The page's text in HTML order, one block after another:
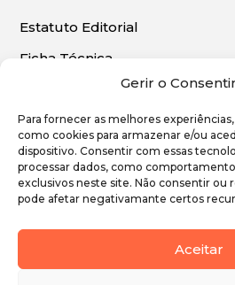
Gerir o
Para fornecer as melhores
como cookies para armazenar e/ou
dispositivo. Consentir com essas
processar dados, como
exclusivos neste site. Não consentir ou
pode afetar negativamante certos
Aceitar
Estatuto Editorial
Ficha Técnica
© 2026 | O Algarve
reservados.